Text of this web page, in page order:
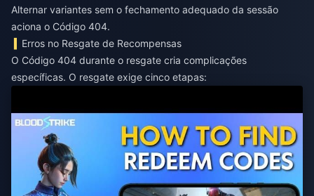
Alternar variantes sem o fechamento adequado da sessão
aciona o Código 404.
Erros no Resgate de Recompensas
O Código 404 durante o resgate cria complicações
específicas. O resgate exige cinco etapas: